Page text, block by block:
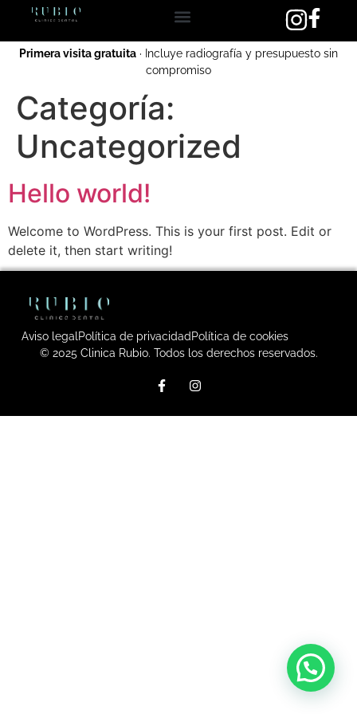
Primera visita gratuita · Incluye radiografía y presupuesto sin
compromiso
Categoría:
Uncategorized
Hello world!
Welcome to WordPress. This is your first post. Edit or
delete it, then start writing!
Aviso legalPolítica de privacidadPolítica de cookies
© 2025 Clinica Rubio. Todos los derechos reservados.